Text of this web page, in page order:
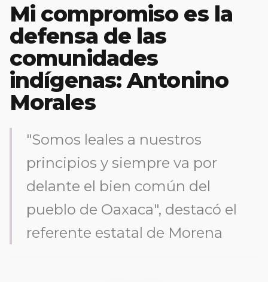
Mi compromiso es la
defensa de las
comunidades
indígenas: Antonino
Morales
"Somos leales a nuestros
principios y siempre va por
delante el bien común del
pueblo de Oaxaca", destacó el
referente estatal de Morena